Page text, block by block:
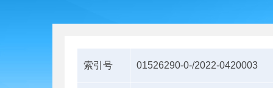
索引号 01526290-0-/2022-0420003